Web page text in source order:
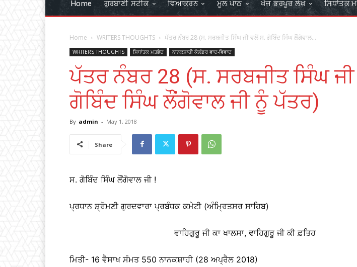
Home ਗੁਰਬਾਣੀ ਸਟੀਕ ਵਿਆਕਰਨ ਮੂਲ ਪਾਠ ਖੋਜ ਭਰਪੂਰ ਲੇਖ ਸਿਧਾਂਤਕ
Home WRITERS THOUGHTS ਪੱਤਰ ਨੰਬਰ 28 (ਸ. ਸਰਬਜੀਤ ਸਿੰਘ ਜੀ ਵਲੋਂ ਸ. ਗੋਬਿੰਦ ਸਿੰਘ ਲੌਂਗੋਵਾਲ...
WRITERS THOUGHTS ਸਿਧਾਂਤਕ ਮਤਭੇਦ ਨਾਨਕਸ਼ਾਹੀ ਕੈਲੰਡਰ ਵਾਦ-ਵਿਵਾਦ
ਪੱਤਰ ਨੰਬਰ 28 (ਸ. ਸਰਬਜੀਤ ਸਿੰਘ
ਗੋਬਿੰਦ ਸਿੰਘ ਲੌਂਗੋਵਾਲ ਜੀ ਨੂੰ ਪੱਤਰ)
By admin - May 1, 2018
Share
ਸ. ਗੋਬਿੰਦ ਸਿੰਘ ਲੌਂਗੋਵਾਲ ਜੀ !
ਪ੍ਰਧਾਨ ਸ਼੍ਰੋਮਣੀ ਗੁਰਦਵਾਰਾ ਪ੍ਰਬੰਧਕ ਕਮੇਟੀ (ਅੰਮ੍ਰਿਤਸਰ ਸਾਹਿਬ)
ਵਾਹਿਗੁਰੂ ਜੀ ਕਾ ਖਾਲਸਾ, ਵਾਹਿਗੁਰੂ ਜੀ ਕੀ ਫ਼ਤਿਹ
ਮਿਤੀ- 16 ਵੈਸਾਖ ਸੰਮਤ 550 ਨਾਨਕਸ਼ਾਹੀ (28 ਅਪ੍ਰੈਲ 2018)